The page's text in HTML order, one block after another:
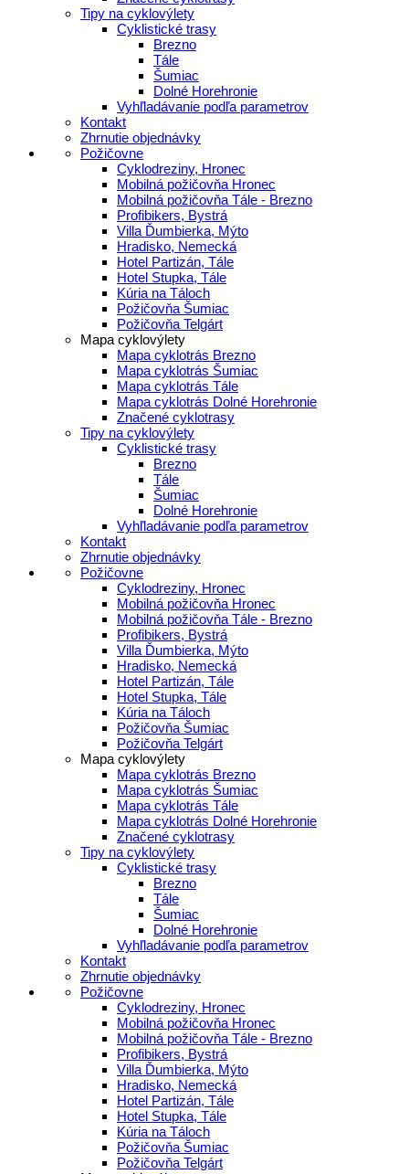
Tipy na cyklovýlety
Cyklistické trasy
Brezno
Tále
Šumiac
Dolné Horehronie
Vyhľladávanie podľa parametrov
Kontakt
Zhrnutie objednávky
Požičovne
Cyklodreziny, Hronec
Mobilná požičovňa Hronec
Mobilná požičovňa Tále - Brezno
Profibikers, Bystrá
Villa Ďumbierka, Mýto
Hradisko, Nemecká
Hotel Partizán, Tále
Hotel Stupka, Tále
Kúria na Táloch
Požičovňa Šumiac
Požičovňa Telgárt
Mapa cyklovýlety
Mapa cyklotrás Brezno
Mapa cyklotrás Šumiac
Mapa cyklotrás Tále
Mapa cyklotrás Dolné Horehronie
Značené cyklotrasy
Tipy na cyklovýlety
Cyklistické trasy
Brezno
Tále
Šumiac
Dolné Horehronie
Vyhľladávanie podľa parametrov
Kontakt
Zhrnutie objednávky
Požičovne
Cyklodreziny, Hronec
Mobilná požičovňa Hronec
Mobilná požičovňa Tále - Brezno
Profibikers, Bystrá
Villa Ďumbierka, Mýto
Hradisko, Nemecká
Hotel Partizán, Tále
Hotel Stupka, Tále
Kúria na Táloch
Požičovňa Šumiac
Požičovňa Telgárt
Mapa cyklovýlety
Mapa cyklotrás Brezno
Mapa cyklotrás Šumiac
Mapa cyklotrás Tále
Mapa cyklotrás Dolné Horehronie
Značené cyklotrasy
Tipy na cyklovýlety
Cyklistické trasy
Brezno
Tále
Šumiac
Dolné Horehronie
Vyhľladávanie podľa parametrov
Kontakt
Zhrnutie objednávky
Požičovne
Cyklodreziny, Hronec
Mobilná požičovňa Hronec
Mobilná požičovňa Tále - Brezno
Profibikers, Bystrá
Villa Ďumbierka, Mýto
Hradisko, Nemecká
Hotel Partizán, Tále
Hotel Stupka, Tále
Kúria na Táloch
Požičovňa Šumiac
Požičovňa Telgárt